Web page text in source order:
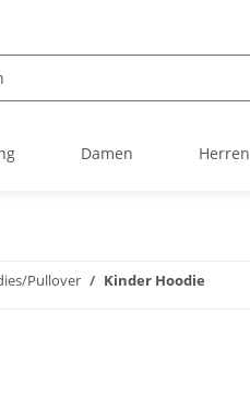
Damen Herren
Pullover Kinder Hoodie